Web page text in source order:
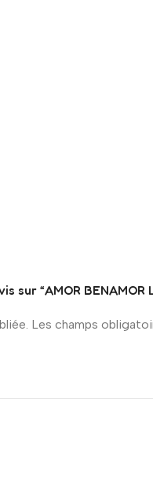
“AMOR BENAMOR
Les champs